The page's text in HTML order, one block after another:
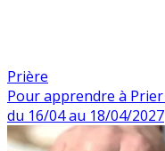
Prière
Pour apprendre à
du 16/04 au 18/04/2027